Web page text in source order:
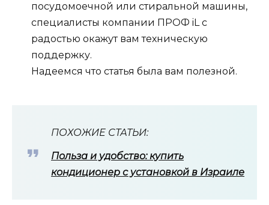
посудомоечной или стиральной машины,
специалисты компании ПРОФ iL с
радостью окажут вам техническую
поддержку.
Надеемся что статья была вам полезной.
ПОХОЖИЕ СТАТЬИ:
Польза и удобство: купить
кондиционер с установкой в Израиле